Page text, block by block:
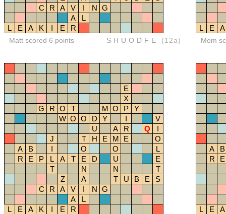
C
R A V I N G
A
L
L
E A K I E R
Matt scored 6 points SHUODFE (12a)
L E A
Mom
E
X
G
R O T M O P
Y
W O O D Y I
V
U
A R Q
I
J
T H E M E
O
A
B I O O
L
R
E P L A T E D U
E
T
N N
T
Z
A T U B E
S
C
R A V I N G
A
L
L
E A K I E R
A
B
R
E
L E A